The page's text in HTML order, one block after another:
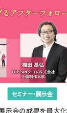
セミナー・展示会
示会の成果を最大